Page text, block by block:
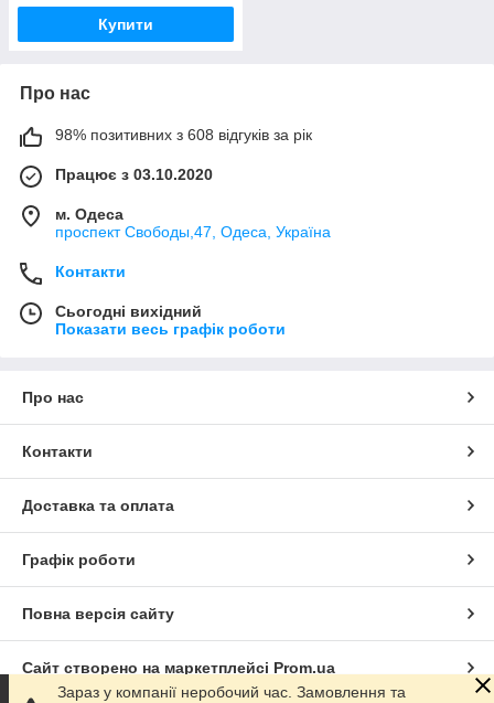
Купити
Про нас
98% позитивних з 608 відгуків за рік
Працює з 03.10.2020
м. Одеса
проспект Свободы,47, Одеса, Україна
Контакти
Сьогодні вихідний
Показати весь графік роботи
Про нас
Контакти
Доставка та оплата
Графік роботи
Повна версія сайту
Сайт створено на маркетплейсі Prom.ua
Зараз у компанії неробочий час. Замовлення та